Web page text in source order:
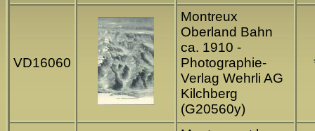
VD16060
Montreux
Oberland Bahn
ca. 1910 -
Photographie-
Verlag Wehrli AG
Kilchberg
(G20560y)